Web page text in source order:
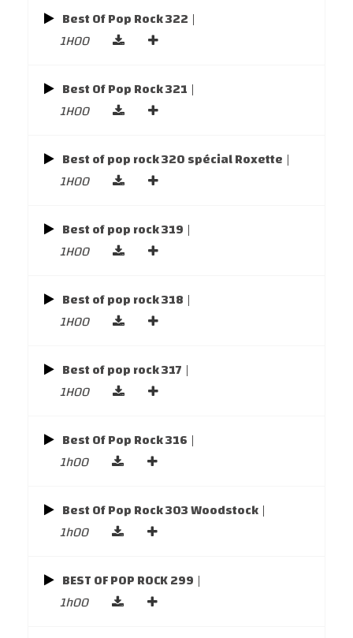
Best Of Pop Rock 322 |
1H00
Best Of Pop Rock 321 |
1H00
Best of pop rock 320 spécial Roxette |
1H00
Best of pop rock 319 |
1H00
Best of pop rock 318 |
1H00
Best of pop rock 317 |
1H00
Best Of Pop Rock 316 |
1h00
Best Of Pop Rock 303 Woodstock |
1h00
BEST OF POP ROCK 299 |
1h00